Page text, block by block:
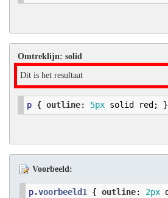
Omtreklijn: solid
Dit is het resultaat
p { outline: 5px solid red; }
Voorbeeld:
p.voorbeeld1 { outline: 2px